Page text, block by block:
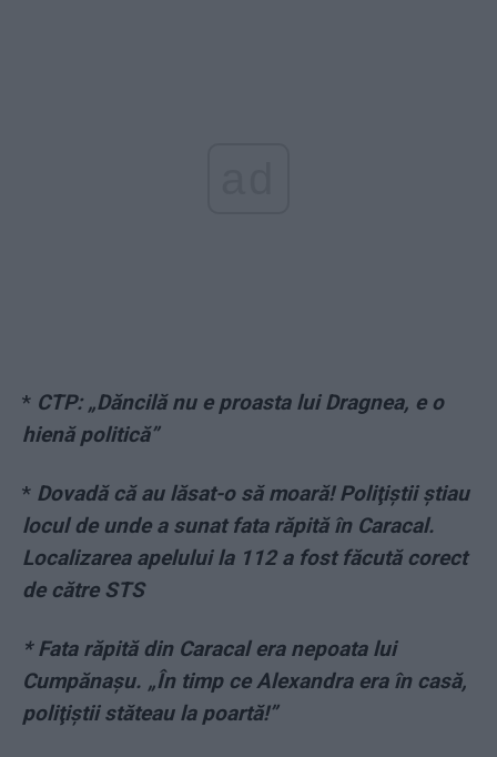
* CTP: „Dăncilă nu e proasta lui Dragnea, e o
hienă politică”
* Dovadă că au lăsat-o să moară! Poliţiştii ştiau
locul de unde a sunat fata răpită în Caracal.
Localizarea apelului la 112 a fost făcută corect
de către STS
* Fata răpită din Caracal era nepoata lui
Cumpănaşu. „În timp ce Alexandra era în casă,
poliţiştii stăteau la poartă!”